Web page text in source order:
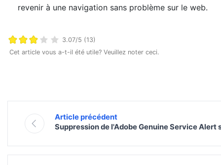
revenir à une navigation sans problème sur le web.
3.07/5 (13)
Cet article vous a-t-il été utile? Veuillez noter ceci.
Article précédent
Suppression de l'Adobe Genuine Service Alert